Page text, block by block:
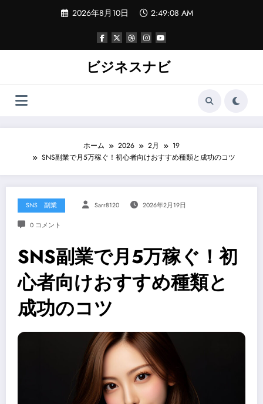
ツ
キ
2026年8月10日 2:49:09 AM
ビジネスナビ
ホーム 2026 2月
19
SNS副業で月5万稼ぐ！初心者向けおすすめ種類と成功のコツ
SNS 副業 Sarr8120 2026年2月19日
0 コメント
SNS副業で月5万稼ぐ！初
心者向けおすすめ種類と
成功のコツ